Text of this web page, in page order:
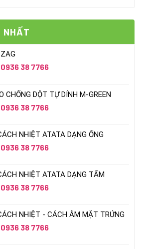
NHẤT
38 7766
CHỐNG DỘT TỰ DÍNH M-GREEN
38 7766
NHIỆT ATATA DẠNG ỐNG
38 7766
NHIỆT ATATA DẠNG TẤM
38 7766
NHIỆT - CÁCH ÂM MẶT TRỨNG
38 7766